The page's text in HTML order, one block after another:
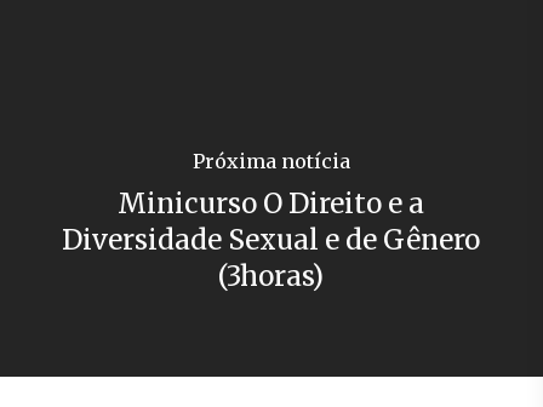
Próxima notícia
Minicurso O Direito e a
Diversidade Sexual e de Gênero
(3horas)